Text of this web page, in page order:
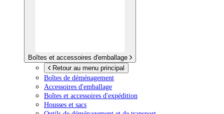
Boîtes et accessoires d'emballage
Retour au menu principal
Boîtes de déménagement
Accessoires d'emballage
Boîtes et accessoires d'expédition
Housses et sacs